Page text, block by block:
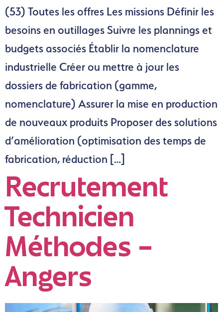
(53) Toutes les offres Les missions Définir les
besoins en outillages Suivre les plannings et
budgets associés Établir la nomenclature
industrielle Créer ou mettre à jour les
dossiers de fabrication (gamme,
nomenclature) Assurer la mise en production
de nouveaux produits Proposer des solutions
d’amélioration (optimisation des temps de
fabrication, réduction […]
Recrutement
Technicien
Méthodes –
Angers